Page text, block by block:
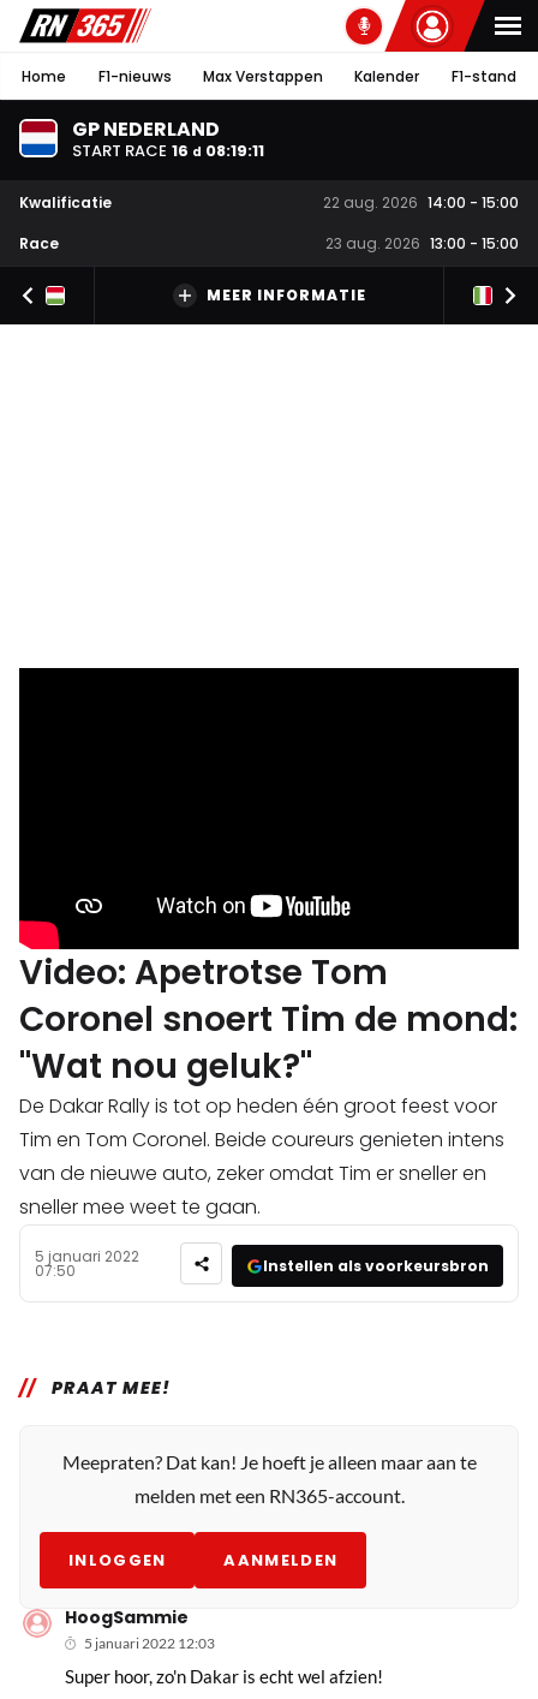
Home F1-nieuws Max Verstappen Kalender F1-stand
GP NEDERLAND
START RACE 16 d 08:19:10
Kwalificatie 22 aug. 2026 14:00 - 15:00
Race
23 aug. 2026 13:00 - 15:00
MEER INFORMATIE
Video: Apetrotse Tom
Coronel snoert Tim de mond:
"Wat nou geluk?"
De Dakar Rally is tot op heden één groot feest voor
Tim en Tom Coronel. Beide coureurs genieten intens
van de nieuwe auto, zeker omdat Tim er sneller en
sneller mee weet te gaan.
5 januari 2022
07:50 Instellen als voorkeursbron
PRAAT MEE!
Meepraten? Dat kan! Je hoeft je alleen maar aan te
melden met een RN365-account.
INLOGGEN AANMELDEN
HoogSammie
5 januari 2022 12:03
Super hoor, zo'n Dakar is echt wel afzien!